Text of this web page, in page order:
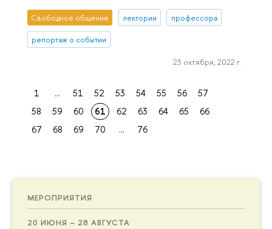
МЕРОПРИЯТИЯ
20 ИЮНЯ – 28 АВГУСТА
Свободное общение лектории профессора
репортаж о событии
23 октября, 2022 г.
1 ... 51 52 53 54 55 56
57
58
59 60 61 62 63 64 65
66
67
68 69 70 ... 76